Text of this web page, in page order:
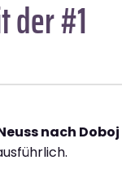
der #1
nach Doboj